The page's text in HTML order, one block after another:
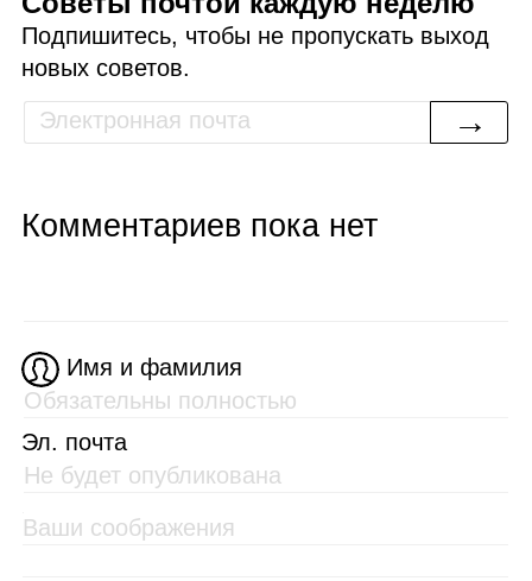
Подпишитесь, чтобы не пропускать выход
новых советов.
→
Комментариев пока нет
Имя и фамилия
Эл. почта